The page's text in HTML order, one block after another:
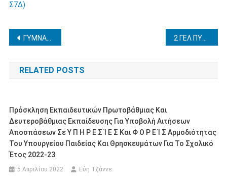
Σ7Δ)
Πλοήγηση
άρθρων
ΓΥΜΝΑΣΙΟ ΛΕΧΑΙΝΩΝ -ΔΙΗΜΕΡΗ ΕΠΙΣΚΕΨΗ ΣΤΟ ΚΕΠΕΑ ΚΛΕΙΤΟΡΙΑΣ Α’ ΟΜΑΔΑ
RELATED POSTS
Πρόσκληση Εκπαιδευτικών Πρωτοβάθμιας Και
Δευτεροβάθμιας Εκπαίδευσης Για Υποβολή Αιτήσεων
Αποσπάσεων Σε Υ Π Η Ρ Ε Σ Ί Ε Σ Και Φ Ο Ρ Ε Ί Σ Αρμοδιότητας
Του Υπουργείου Παιδείας Και Θρησκευμάτων Για Το Σχολικό
Έτος 2022-23
5 Απριλίου 2022 Εύη Τζάννε